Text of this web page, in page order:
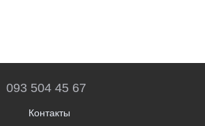
093 504 45 67
Контакты